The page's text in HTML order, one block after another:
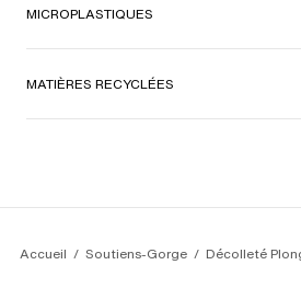
MICROPLASTIQUES
MATIÈRES RECYCLÉES
Accueil Soutiens-Gorge Décolleté